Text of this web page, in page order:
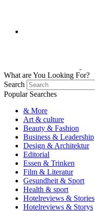
What are You Looking For?
Search
Popular Searches
& More
Art & culture
Beauty & Fashion
Business & Leadership
Design & Architektur
Editorial
Essen & Trinken
Film & Literatur
Gesundheit & Sport
Health & sport
Hotelreviews & Stories
Hotelreviews & Storys